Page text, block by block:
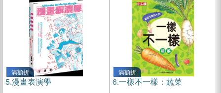
滿額折
5.漫畫表演學
滿額折
6.一樣不一樣：蔬菜